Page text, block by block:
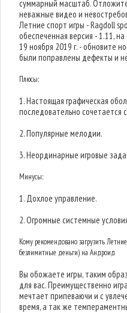
суммарный масштаб.
неважные видео и
Летние спорт игры - Ragdoll
обеспеченная версия - 1.11,
19 ноября 2019 г. - обновите
были поправлены дефекты и
Плюсы:
1. Настоящая графическая
последовательно сочетается
2. Популярные мелодии.
3. Неординарные игровые
Минусы:
1. Дохлое управление.
2. Огромные системные
Кому рекомендовано загрузить
безлимитные деньги) на Андроид
Вы обожаете игры, таким
для вас. Преимущественно
мечтает припеваючи и с
время, а так же